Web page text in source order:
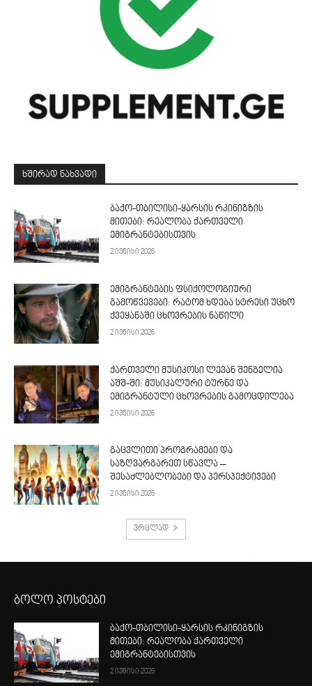
ᲮᲨᲘᲠᲐᲓ ᲜᲐᲮᲕᲐᲓᲘ
ბაქო-თბილისი-ყარსის რკინიგზის
მითები: რეალობა ქართველი
ემიგრანტებისთვის
2 ივნისი 2026
ემიგრანტების ფსიქოლოგიური
გამოწვევები: რატომ ხდება სტრესი უცხო
ქვეყანაში ცხოვრების ნაწილი
2 ივნისი 2026
ქართველი მუსიკოსი ლევან შენგელია
აშშ-ში: მუსიკალური ტურნე და
ემიგრანტული ცხოვრების გამოცდილება
2 ივნისი 2026
გაცვლითი პროგრამები და
საზღვარგარეთ სწავლა –
შესაძლებლობები და პერსპექტივები
2 ივნისი 2026
ვრცლად
ბოლო პოსტები
ბაქო-თბილისი-ყარსის რკინიგზის
მითები: რეალობა ქართველი
ემიგრანტებისთვის
2 ივნისი 2026